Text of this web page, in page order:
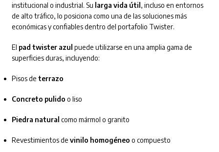
institucional o industrial. Su larga vida útil , incluso en entornos
de alto tráfico, lo posiciona como una de las soluciones más
económicas y confiables dentro del portafolio Twister.
El pad twister azul puede utilizarse en una amplia gama de
superficies duras, incluyendo:
Pisos de terrazo
Concreto pulido o liso
Piedra natural como mármol o granito
Revestimientos de vinilo homogéneo o compuesto